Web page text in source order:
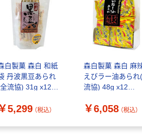
白製菓 森白 和紙
丹波黒豆あられ
流協) 31g x12
ト(12個入)（直送
5,299 （税込）
森白製菓 森白 麻
えびラー油あられ
流協) 48g x12
ット(12個入)（直送
￥6,058 （税込）